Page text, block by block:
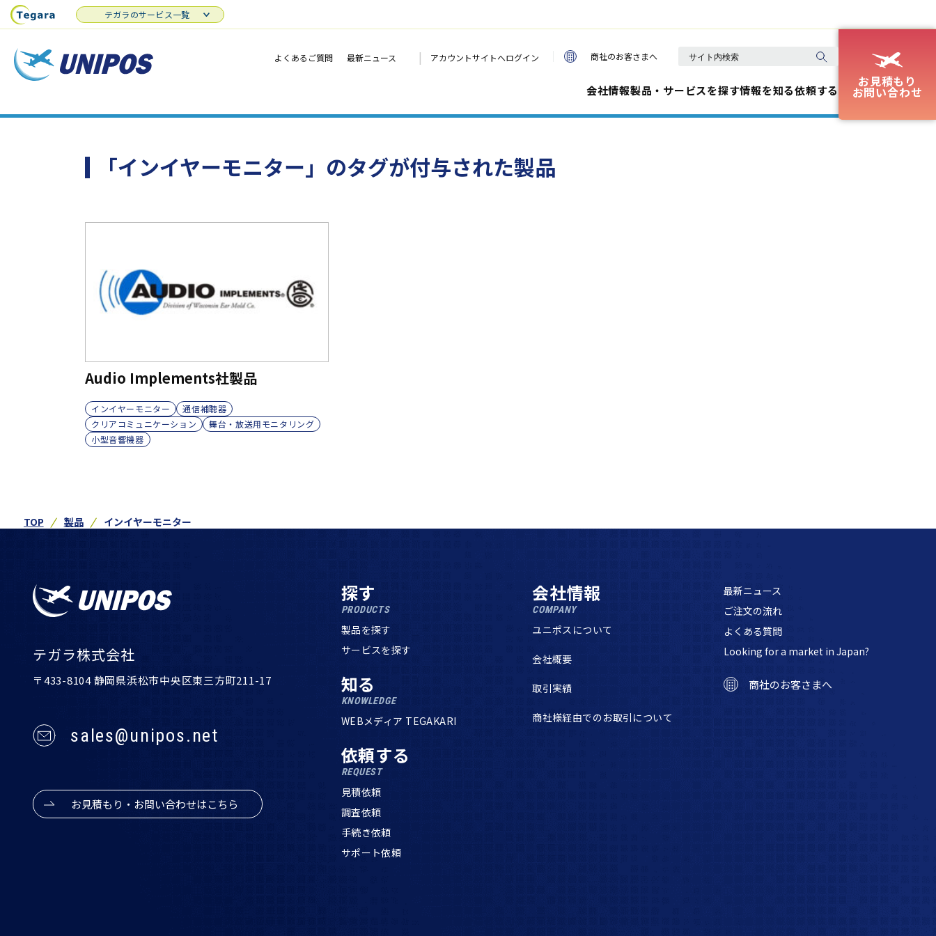
よくあるご質問 最新ニュース | アカウントサイトへログイン 商社のお客さまへ
会社情報製品・サービスを探す情報を知る依頼する
お見積もり
お問い合わせ
テガラのサービス一覧
「インイヤーモニター」のタグが付与された製品
Audio Implements社製品
インイヤーモニター
通信補聴器
クリアコミュニケーション
舞台・放送用モニタリング
小型音響機器
TOP 製品 インイヤーモニター
テガラ株式会社
〒433-8104 静岡県浜松市中央区東三方町211-17
sales@unipos.net
お見積もり・お問い合わせはこちら
探す
PRODUCTS
製品を探す
サービスを探す
知る
KNOWLEDGE
WEBメディア TEGAKARI
依頼する
REQUEST
見積依頼
調査依頼
手続き依頼
サポート依頼
会社情報
COMPANY
ユニポスについて
会社概要
取引実績
商社様経由でのお取引について
最新ニュース
ご注文の流れ
よくある質問
Looking for a market in Japan?
商社のお客さまへ